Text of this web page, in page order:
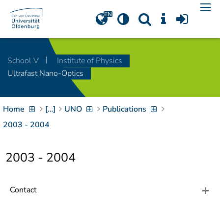
Navigation[Access-Key 1
Choose other language
[Access-Key 8]
Zum Inhalt springen
[Access-Key 2
Zur Suche springen
[Access-Key 4]
Zur Hauptnavigation
School V
Institute of Physics
Ultrafast Nano-Optics
Home […] UNO
Publications
2003 - 2004
2003 - 2004
Contact